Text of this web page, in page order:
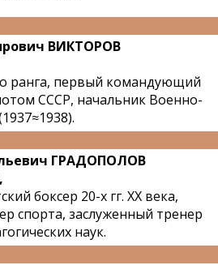
ВИКТОРОВ
ранга, первый командующий
СССР, начальник Военно-
ГРАДОПОЛОВ
боксер 20-х гг. XX века,
спорта, заслуженный тренер
наук.